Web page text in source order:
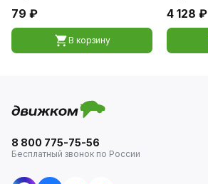
79 ₽
В корзину
4 128 ₽
8 800 775-75-56
Бесплатный звонок по России